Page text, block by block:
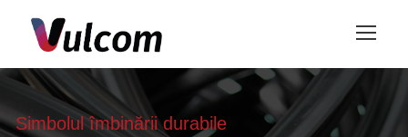
Simbolul îmbinării durabile